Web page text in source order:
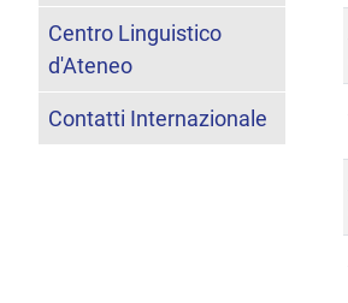
Centro Linguistico
d'Ateneo
Contatti Internazionale